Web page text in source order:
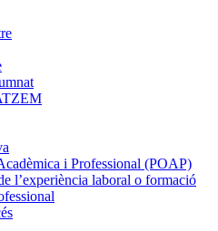
i Professional (POAP)
l’experiència laboral o formació